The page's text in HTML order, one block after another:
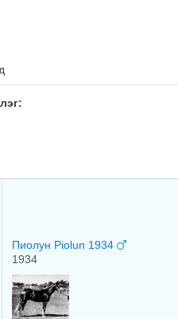
Пиолун Piolun 1934
1934